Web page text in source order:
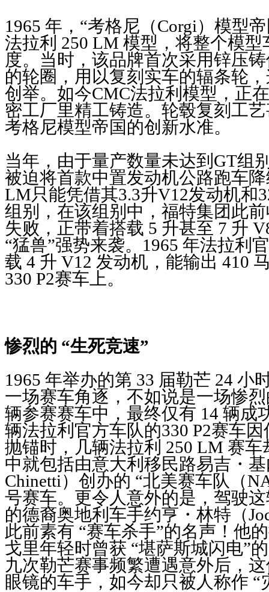
1965 年，“考格尼（Corgi）模型
法拉利 250 LM 模型，将整个模
度。当时，该品牌首次采用锌压
的轮圈，用以复刻实车的辐条轮
创举。如今CMC法拉利模型，正
密工厂里精工铸造。轮毂复刻工
考格尼模型帝国的创新水准。
当年，由于量产数量未达到GT组
被迫将首款中置发动机公路跑车
LM只能凭借其3.3升V12发动机和
组别，在该组别中，福特集团此
失败，正带着搭载 5 升甚至 7 升
“猛兽”强势来袭。1965 年法拉利
载 4 升 V12 发动机，能输出 410
330 P2赛车上。
惨烈的 “生死竞速”
1965 年举办的第 33 届勒芒 24 小
一场赛车角逐，不如说是一场惨
辆参赛赛车中，最终仅有 14 辆成
辆法拉利官方车队的330 P2赛车
抛锚时，几辆法拉利 250 LM 赛
中就包括由意大利移民路易吉・
Chinetti）创办的 “北美赛车队（
号赛车。更令人意外的是，驾驶
的德裔奥地利车手约亨・林特（
此前素有 “赛车杀手”的名声！他
戈里年轻时曾获 “堪萨斯城闪电”
九次勒芒赛事频繁遭遇意外后，
眼镜的车手，如今却只被人称作 “